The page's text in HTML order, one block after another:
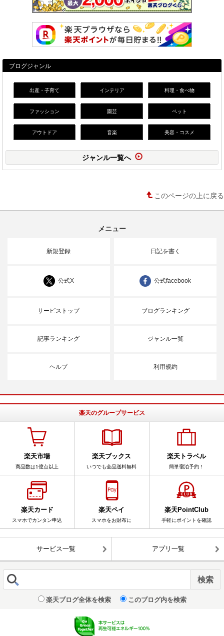
ブログジャンル
出産・子育て インテリア 料理・食べ物
ファッション 園芸 ペット
アウトドア 音楽 美容・コスメ
ジャンル一覧へ
このページの上に戻る
メニュー
新規登録 日記を書く
公式X 公式facebook
サービストップ ブログランキング
記事ランキング ジャンル一覧
ヘルプ 利用規約
楽天のグループサービス
楽天市場
商品数は1億点以上
楽天ブックス
いつでも全品送料無料
楽天トラベル
簡単宿泊予約！
楽天カード
スマホでカンタン申込
楽天ペイ
スマホをお財布に
楽天PointClub
手軽にポイントを確認
サービス一覧 アプリ一覧
楽天ブログ全体を検索 このブログ内を検索